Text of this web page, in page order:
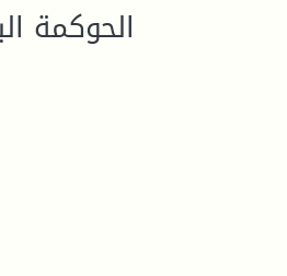
الحوكمة